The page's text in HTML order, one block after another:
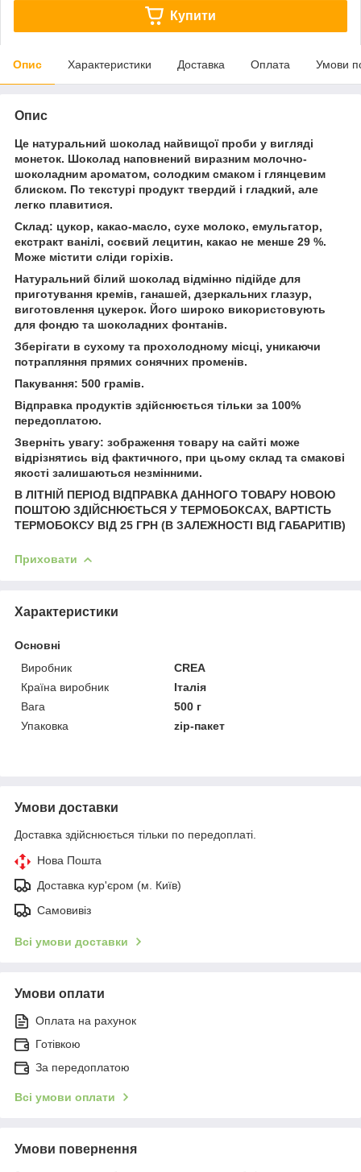
Купити
Опис Характеристики Доставка Оплата Умови
Опис
Це натуральний шоколад найвищої проби у вигляді
монеток. Шоколад наповнений виразним молочно-
шоколадним ароматом, солодким смаком і глянцевим
блиском. По текстурі продукт твердий і гладкий, але
легко плавитися.
Склад: цукор, какао-масло, сухе молоко, емульгатор,
екстракт ванілі, соєвий лецитин, какао не менше 29 %.
Може містити сліди горіхів.
Натуральний білий шоколад відмінно підійде для
приготування кремів, ганашей, дзеркальних глазур,
виготовлення цукерок. Його широко використовують
для фондю та шоколадних фонтанів.
Зберігати в сухому та прохолодному місці, уникаючи
потрапляння прямих сонячних променів.
Пакування: 500 грамів.
Відправка продуктів здійснюється тільки за 100%
передоплатою.
Зверніть увагу: зображення товару на сайті може
відрізнятись від фактичного, при цьому склад та смакові
якості залишаються незмінними.
В ЛІТНІЙ ПЕРІОД ВІДПРАВКА ДАННОГО ТОВАРУ НОВОЮ
ПОШТОЮ ЗДІЙСНЮЄТЬСЯ У ТЕРМОБОКСАХ, ВАРТІСТЬ
ТЕРМОБОКСУ ВІД 25 ГРН (В ЗАЛЕЖНОСТІ ВІД ГАБАРИТІВ)
Приховати
Характеристики
Основні
Виробник
CREA
Країна виробник
Італія
Вага
500 г
Упаковка
zip-пакет
Умови доставки
Доставка здійснюється тільки по передоплаті.
Нова Пошта
Доставка кур'єром (м. Київ)
Самовивіз
Всі умови доставки
Умови оплати
Оплата на рахунок
Готівкою
За передоплатою
Всі умови оплати
Умови повернення